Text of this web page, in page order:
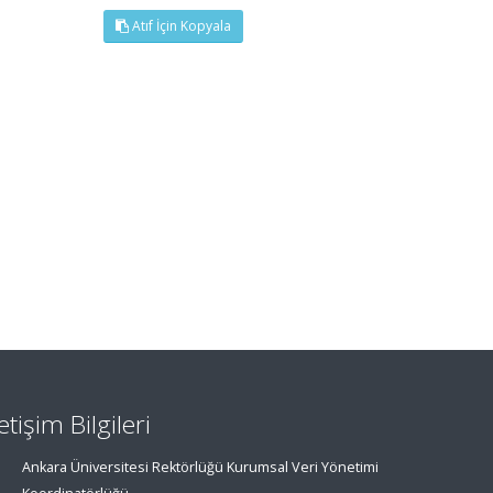
Atıf İçin Kopyala
Bilgileri
Ankara Üniversitesi Rektörlüğü Kurumsal Veri Yönetimi